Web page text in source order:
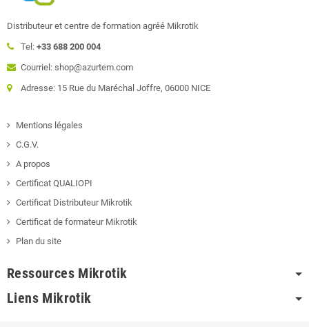
Distributeur et centre de formation agréé Mikrotik
Tel: +33 688 200 004
Courriel: shop@azurtem.com
Adresse: 15 Rue du Maréchal Joffre, 06000 NICE
Mentions légales
C.G.V.
A propos
Certificat QUALIOPI
Certificat Distributeur Mikrotik
Certificat de formateur Mikrotik
Plan du site
Ressources Mikrotik
Liens Mikrotik